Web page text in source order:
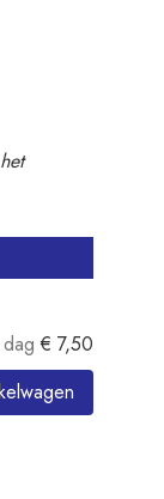
dag € 7,50